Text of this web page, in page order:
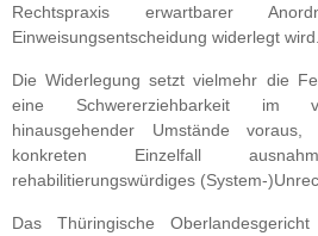
Rechtspraxis erwartbarer
Einweisungsentscheidung widerlegt wird.
Die Widerlegung setzt vielmehr die
eine Schwererziehbarkeit im
hinausgehender Umstände
konkreten Einzelfall
rehabilitierungswürdiges (System-
Das Thüringische